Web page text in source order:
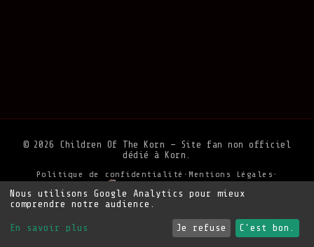
© 2026 Children Of The Korn — Site fan non officiel
dédié à Korn.
Politique de confidentialité • Mentions Légales •
Soutenir le site
Nous utilisons Google Analytics pour mieux
comprendre notre audience.
En savoir plus Je refuse C'est bon.